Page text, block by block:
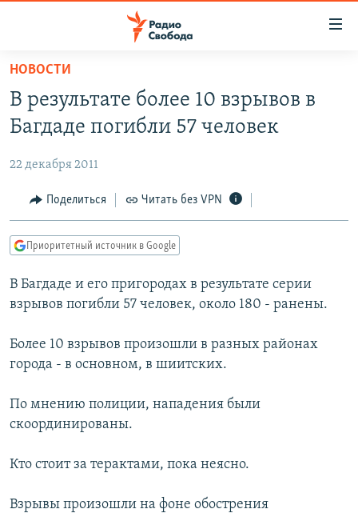
упрощенного
доступа
Вернуться
основному
Вернутся
главной
навигации
Вернутся
ПОДКАСТЫ
ЦИТАТЫ СВОБОДЫ
МНЕНИЯ
IDEL.РЕАЛИИ
КАВКАЗ.РЕАЛИИ
СЕВЕР.РЕАЛИИ
СИБИРЬ.РЕАЛИИ
РАСПИСАНИЕ ВЕЩАНИЯ
ПОДПИШИТЕСЬ НА РАССЫЛКУ
НОВОСТИ
В результате более 10 взрывов в
Багдаде погибли 57 человек
22 декабря 2011
Поделиться Читать без VPN
Приоритетный источник в Google
В Багдаде и его пригородах в результате серии
взрывов погибли 57 человек, около 180 - ранены.
Более 10 взрывов произошли в разных районах
города - в основном, в шиитских.
По мнению полиции, нападения были
скоординированы.
Кто стоит за терактами, пока неясно.
Взрывы произошли на фоне обострения